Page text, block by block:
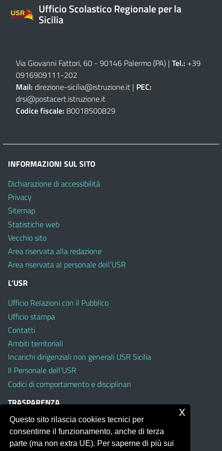
Ufficio Scolastico Regionale per la
Sicilia
Via Giovanni Fattori, 60 - 90146 Palermo (PA) | Tel.: +39
0916909111-202
Mail: direzione-sicilia@istruzione.it | PEC:
drsi@postacert.istruzione.it
Codice fiscale: 80018500829
INFORMAZIONI SUL SITO
Dichiarazione di accessibilità
Privacy
Sitemap
Statistiche web
Vecchio sito
Area riservata alla redazione
Area riservata al personale dell’USR
L’USR
Ufficio Relazioni con il Pubblico
Ufficio stampa
Contatti
Ambiti territoriali
Incarichi dirigenziali non generali USR Sicilia
Il Personale dell’USR
Codici di comportamento e disciplinari
TRASPARENZA
Albo on line
Amministrazione Trasparente
Questo sito rilascia cookies tecnici per
consentirne il funzionamento, anche di terza
parte (ma non extra UE). Per saperne di più sui
x